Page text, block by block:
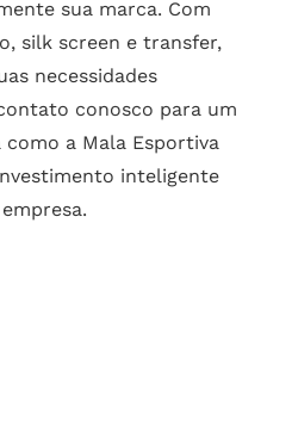
sua marca. Com
silk screen e transfer,
necessidades
conosco para um
a Mala Esportiva
inteligente